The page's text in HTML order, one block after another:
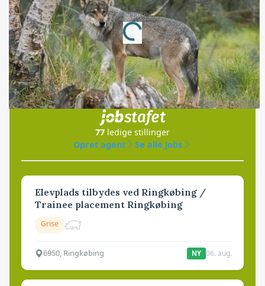
Annonce
Loading...
Jobs
i samarbejde med
77 ledige stillinger
Opret agent
Se alle jobs
Elevplads tilbydes ved Ringkøbing /
Trainee placement Ringkøbing
Grise
6950, Ringkøbing NY 06. aug.